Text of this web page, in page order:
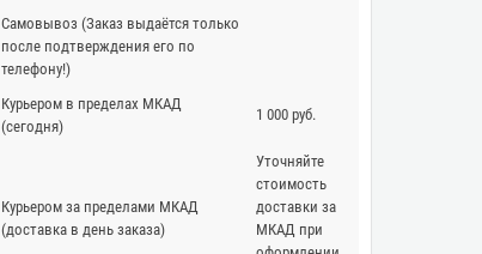
Самовывоз (Заказ выдаётся только
после подтверждения его по
телефону!)
Курьером в пределах МКАД
(сегодня)
1 000 руб.
Курьером за пределами МКАД
(доставка в день заказа)
Уточняйте
стоимость
доставки за
МКАД при